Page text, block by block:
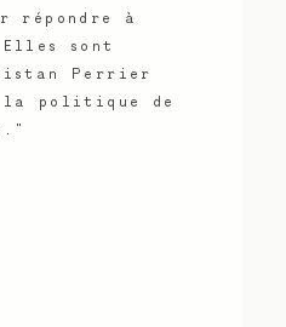
répondre à
Elles sont
Perrier
la politique de